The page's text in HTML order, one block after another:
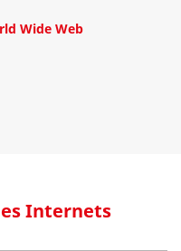
Wide Web
Internets